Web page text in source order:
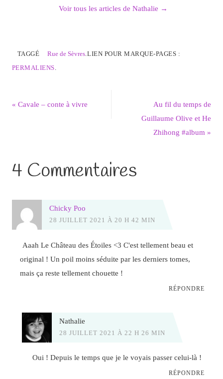
Voir tous les articles de Nathalie →
TAGGÉ Rue de Sèvres LIEN POUR MARQUE-PAGES :
PERMALIENS
« Cavale – conte à vivre
Au fil du temps de
Guillaume Olive et He
Zhihong #album»
4 Commentaires
Chicky Poo
28 JUILLET 2021 À 20 H 42 MIN
Aaah Le Château des Étoiles <3 C'est tellement beau et
original ! Un poil moins séduite par les derniers tomes,
mais ça reste tellement chouette !
RÉPONDRE
Nathalie
28 JUILLET 2021 À 22 H 26 MIN
Oui ! Depuis le temps que je le voyais passer celui-là !
RÉPONDRE